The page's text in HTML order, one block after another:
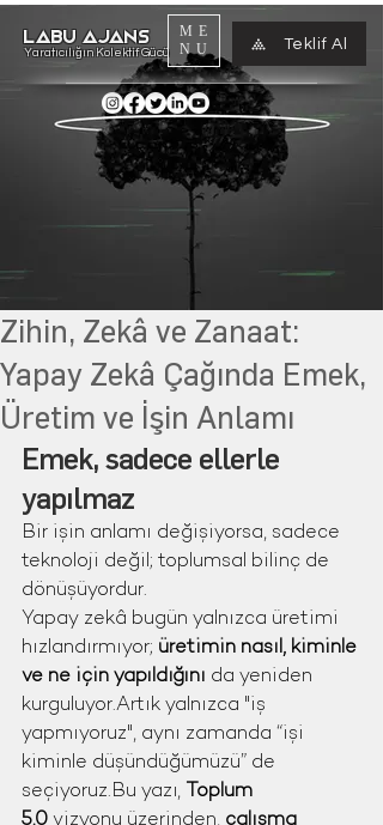
ME
NU
Teklif Al
LABU AJANS
Yaratıcılığın Kolektif Gücü
Zihin, Zekâ ve Zanaat:
Yapay Zekâ Çağında Emek,
Üretim ve İşin Anlamı
Emek, sadece ellerle
yapılmaz
Bir işin anlamı değişiyorsa, sadece
teknoloji değil; toplumsal bilinç de
dönüşüyordur.
Yapay zekâ bugün yalnızca üretimi
hızlandırmıyor; üretimin nasıl, kiminle
ve ne için yapıldığını da yeniden
kurguluyor.Artık yalnızca "iş
yapmıyoruz", aynı zamanda “işi
kiminle düşündüğümüzü” de
seçiyoruz.Bu yazı, Toplum